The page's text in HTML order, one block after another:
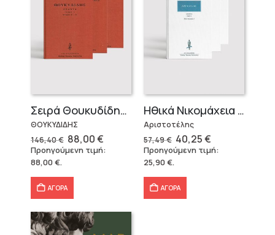
Σειρά Θουκυδίδης – Δεμένο (4 τόμοι)
ΘΟΥΚΥΔΙΔΗΣ
146,40€ Original
price
was:
88,00€Η
τρέχουσα
τιμή
Προηγούμενη τιμή:
88,00€.
ΑΓΟΡΑ
Ηθικά Νικομάχεια (3 τόμοι)
Αριστοτέλης
57,49€ Original
price
was:
40,25€Η
τρέχουσα
τιμή
Προηγούμενη τιμή:
25,90€.
ΑΓΟΡΑ